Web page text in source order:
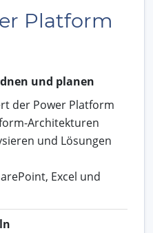
Platform
und planen
der Power Platform
Architekturen
und Lösungen
Excel und